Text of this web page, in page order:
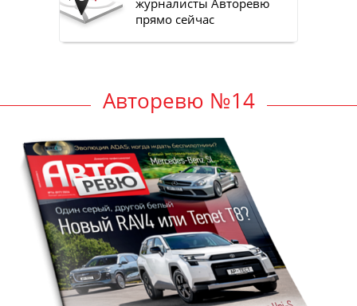
журналисты Авторевю
прямо сейчас
Авторевю №14